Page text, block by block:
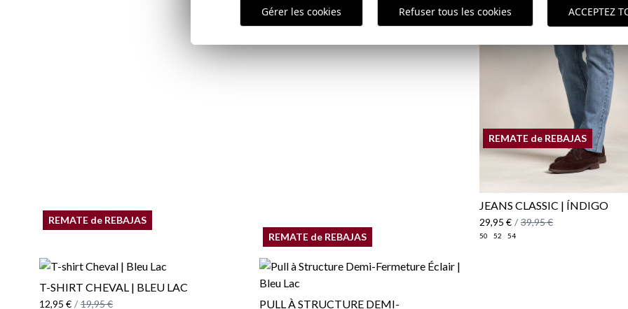
ici
REMATE de REBAJAS
JEANS CLASSIC | ÍNDIGO
29,95 € / 39,95 €
50 52 54
REMATE de REBAJAS
T-SHIRT CHEVAL | BLEU LAC
12,95 € / 19,95 €
REMATE de REBAJAS
PULL À STRUCTURE DEMI-
Gérer les cookies Refuser tous les cookies ACCEPTEZ